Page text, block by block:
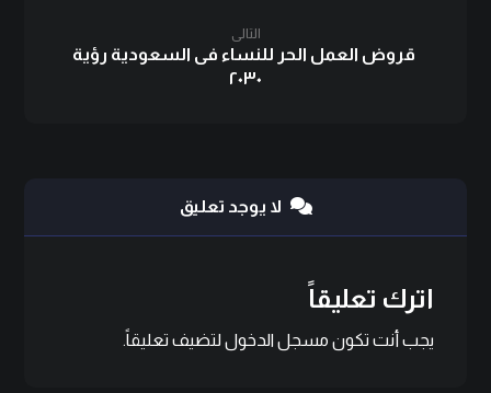
التالى
قروض العمل الحر للنساء فى السعودية رؤية
٢٠٣٠
لا يوجد تعليق
اترك تعليقاً
يجب أنت تكون مسجل الدخول لتضيف تعليقاً.